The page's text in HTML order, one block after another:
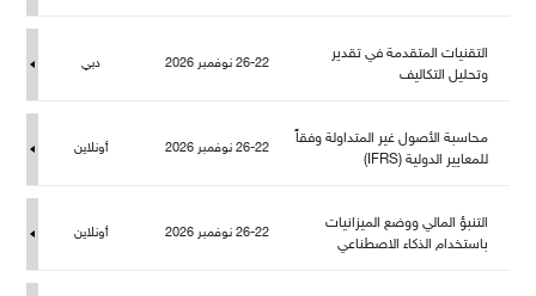
التقنيات المتقدمة في تقدير
وتحليل التكاليف
26-22 نوفمبر 2026 دبي
حاسبة الأصول غير المتداولة وفقاً
عايير الدولية (IFRS)
26-22 نوفمبر 2026 أونلاين
التنبؤ المالي ووضع الميزانيات
باستخدام الذكاء الاصطناعي
26-22 نوفمبر 2026 أونلاين